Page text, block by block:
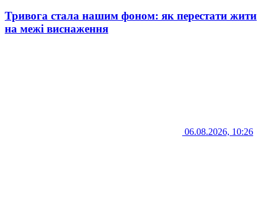
Тривога стала нашим фоном: як перестати жити
на межі виснаження
06.08.2026, 10:26